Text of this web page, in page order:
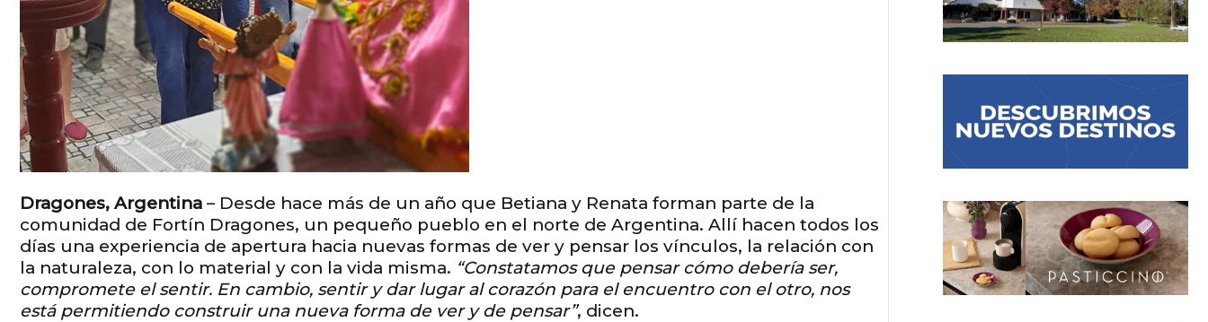
Dragones, Argentina – Desde hace más de un año que Betiana y Renata forman parte de la
comunidad de Fortín Dragones, un pequeño pueblo en el norte de Argentina. Allí hacen todos los
días una experiencia de apertura hacia nuevas formas de ver y pensar los vínculos, la relación con
la naturaleza, con lo material y con la vida misma. “Constatamos que pensar cómo debería ser,
compromete el sentir. En cambio, sentir y dar lugar al corazón para el encuentro con el otro, nos
está permitiendo construir una nueva forma de ver y de pensar”, dicen.